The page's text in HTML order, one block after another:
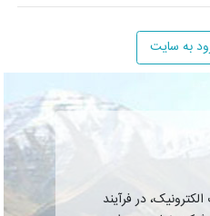
به سایت
در فرآیند